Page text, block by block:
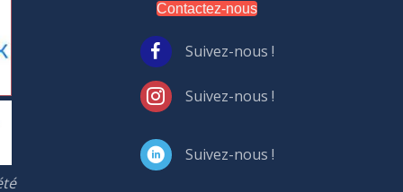
Contactez-nous
Suivez-nous !
Suivez-nous !
Suivez-nous !